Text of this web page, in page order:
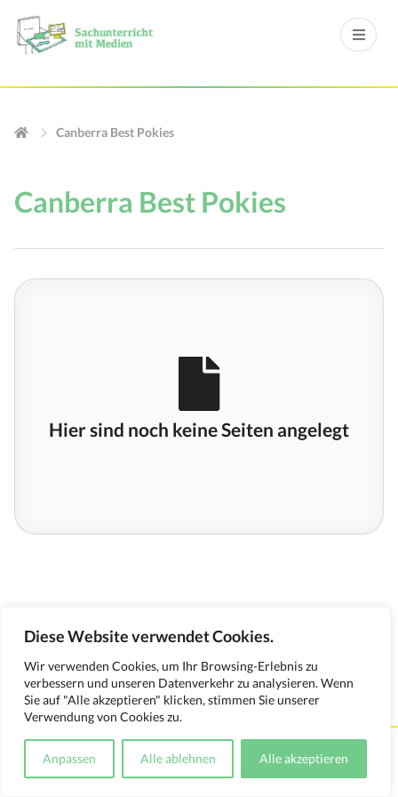
Diese Website verwendet Cookies.
Wir verwenden Cookies, um Ihr Browsing-Erlebnis zu
verbessern und unseren Datenverkehr zu analysieren. Wenn
Sie auf "Alle akzeptieren" klicken, stimmen Sie unserer
Verwendung von Cookies zu.
Anpassen Alle ablehnen Alle akzeptieren
Canberra Best Pokies
Canberra Best Pokies
Hier sind noch keine Seiten angelegt
Kontakt Impressum Datenschutzerklärung
Medienverwendungsnachweis